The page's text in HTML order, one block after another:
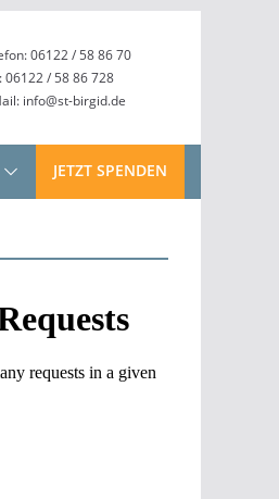
06122 / 58 86 70
06122 / 58 86 728
info@st-birgid.de
JETZT SPENDEN